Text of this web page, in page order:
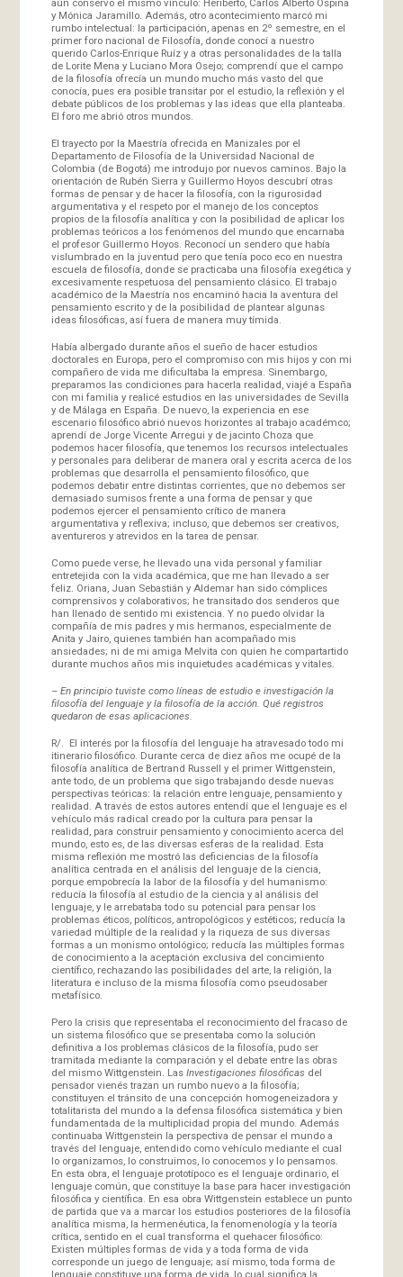
y Mónica Jaramillo. Además, otro acontecimiento marcó mi
rumbo intelectual: la participación, apenas en 2º semestre, en el
primer foro nacional de Filosofía, donde conocí a nuestro
querido Carlos-Enrique Ruíz y a otras personalidades de la talla
de Lorite Mena y Luciano Mora Osejo; comprendí que el campo
de la filosofía ofrecía un mundo mucho más vasto del que
conocía, pues era posible transitar por el estudio, la reflexión y el
debate públicos de los problemas y las ideas que ella planteaba.
El foro me abrió otros mundos.
El trayecto por la Maestría ofrecida en Manizales por el
Departamento de Filosofía de la Universidad Nacional de
Colombia (de Bogotá) me introdujo por nuevos caminos. Bajo la
orientación de Rubén Sierra y Guillermo Hoyos descubrí otras
formas de pensar y de hacer la filosofía, con la rigurosidad
argumentativa y el respeto por el manejo de los conceptos
propios de la filosofía analítica y con la posibilidad de aplicar los
problemas teóricos a los fenómenos del mundo que encarnaba
el profesor Guillermo Hoyos. Reconocí un sendero que había
vislumbrado en la juventud pero que tenía poco eco en nuestra
escuela de filosofía, donde se practicaba una filosofía exegética y
excesivamente respetuosa del pensamiento clásico. El trabajo
académico de la Maestría nos encaminó hacia la aventura del
pensamiento escrito y de la posibilidad de plantear algunas
ideas filosóficas, así fuera de manera muy tímida.
Había albergado durante años el sueño de hacer estudios
doctorales en Europa, pero el compromiso con mis hijos y con mi
compañero de vida me dificultaba la empresa. Sinembargo,
preparamos las condiciones para hacerla realidad, viajé a España
con mi familia y realicé estudios en las universidades de Sevilla
y de Málaga en España. De nuevo, la experiencia en ese
escenario filosófico abrió nuevos horizontes al trabajo académco;
aprendí de Jorge Vicente Arregui y de jacinto Choza que
podemos hacer filosofía, que tenemos los recursos intelectuales
y personales para deliberar de manera oral y escrita acerca de los
problemas que desarrolla el pensamiento filosófico, que
podemos debatir entre distintas corrientes, que no debemos ser
demasiado sumisos frente a una forma de pensar y que
podemos ejercer el pensamiento crítico de manera
argumentativa y reflexiva; incluso, que debemos ser creativos,
aventureros y atrevidos en la tarea de pensar.
Como puede verse, he llevado una vida personal y familiar
entretejida con la vida académica, que me han llevado a ser
feliz. Oriana, Juan Sebastián y Aldemar han sido cómplices
comprensivos y colaborativos; he transitado dos senderos que
han llenado de sentido mi existencia. Y no puedo olvidar la
compañía de mis padres y mis hermanos, especialmente de
Anita y Jairo, quienes también han acompañado mis
ansiedades; ni de mi amiga Melvita con quien he compartartido
durante muchos años mis inquietudes académicas y vitales.
– En principio tuviste como líneas de estudio e investigación la
filosofía del lenguaje y la filosofía de la acción. Qué registros
quedaron de esas aplicaciones.
R/. El interés por la filosofía del lenguaje ha atravesado todo mi
itinerario filosófico. Durante cerca de diez años me ocupé de la
filosofía analítica de Bertrand Russell y el primer Wittgenstein,
ante todo, de un problema que sigo trabajando desde nuevas
perspectivas teóricas: la relación entre lenguaje, pensamiento y
realidad. A través de estos autores entendí que el lenguaje es el
vehículo más radical creado por la cultura para pensar la
realidad, para construir pensamiento y conocimiento acerca del
mundo, esto es, de las diversas esferas de la realidad. Esta
misma reflexión me mostró las deficiencias de la filosofía
analítica centrada en el análisis del lenguaje de la ciencia,
porque empobrecía la labor de la filosofía y del humanismo:
reducía la filosofía al estudio de la ciencia y al análisis del
lenguaje, y le arrebataba todo su potencial para pensar los
problemas éticos, políticos, antropológicos y estéticos; reducía la
variedad múltiple de la realidad y la riqueza de sus diversas
formas a un monismo ontológico; reducía las múltiples formas
de conocimiento a la aceptación exclusiva del concimiento
científico, rechazando las posibilidades del arte, la religión, la
literatura e incluso de la misma filosofía como pseudosaber
metafísico.
Pero la crisis que representaba el reconocimiento del fracaso de
un sistema filosófico que se presentaba como la solución
definitiva a los problemas clásicos de la filosofía, pudo ser
tramitada mediante la comparación y el debate entre las obras
del mismo Wittgenstein. Las Investigaciones filosóficas del
pensador vienés trazan un rumbo nuevo a la filosofía;
constituyen el tránsito de una concepción homogeneizadora y
totalitarista del mundo a la defensa filosófica sistemática y bien
fundamentada de la multiplicidad propia del mundo. Además
continuaba Wittgenstein la perspectiva de pensar el mundo a
través del lenguaje, entendido como vehículo mediante el cual
lo organizamos, lo construimos, lo conocemos y lo pensamos.
En esta obra, el lenguaje prototípoco es el lenguaje ordinario, el
lenguaje común, que constituye la base para hacer investigación
filosófica y científica. En esa obra Wittgenstein establece un punto
de partida que va a marcar los estudios posteriores de la filosofía
analítica misma, la hermenéutica, la fenomenología y la teoría
crítica, sentido en el cual transforma el quehacer filosófico:
Existen múltiples formas de vida y a toda forma de vida
corresponde un juego de lenguaje; así mismo, toda forma de
lenguaje constituye una forma de vida, lo cual significa la